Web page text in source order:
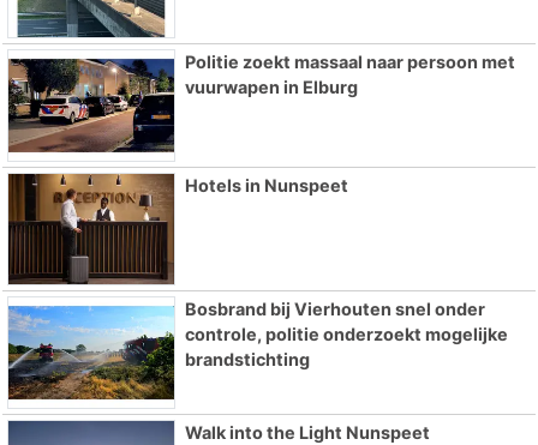
Politie zoekt massaal naar persoon met
vuurwapen in Elburg
Hotels in Nunspeet
Bosbrand bij Vierhouten snel onder
controle, politie onderzoekt mogelijke
brandstichting
Walk into the Light Nunspeet